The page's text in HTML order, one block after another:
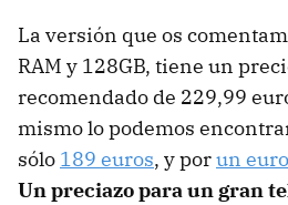
La versión que os
RAM y 128GB, tiene un
recomendado de 229,99
mismo lo podemos
sólo 189 euros, y porun
Un preciazo para un gran